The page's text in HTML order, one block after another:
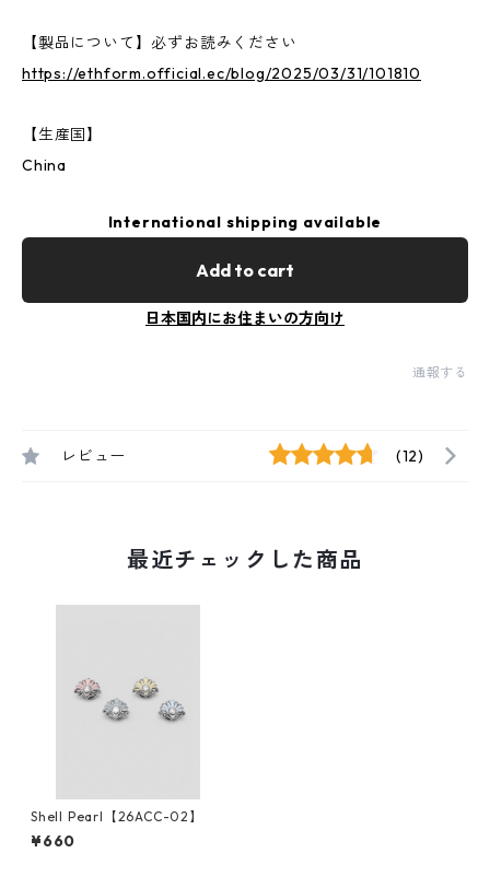
【製品について】必ずお読みください
https://ethform.official.ec/blog/2025/03/31/101810
【生産国】
China
International shipping available
Add to cart
日本国内にお住まいの方向け
通報する
レビュー (12)
最近チェックした商品
Shell Pearl【26ACC-02】
¥660